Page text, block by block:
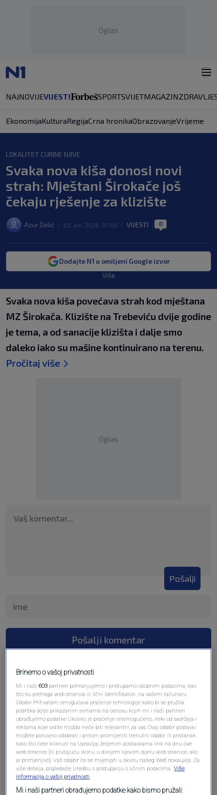
Oglas
NAJNOVIJEVIJESTI SPORTSVIJETMAGAZINZDRAVLJE
EkonomijaKulturaRegijaCrna hronikaObrazovanjeVrijeme
LOKALITET CURINE NJIVE
Svaka nova kiša donosi novi
strah: Mještani Širokače još
čekaju rješenje za klizište
Azur Delić 02. jun. 2026. 07:00 VIJESTI 0
Dodajte N1 u omiljeni Google izvor
Više
Svaka nova kiša povećava strah kod mještana
MZ Širokača. Klizište na Trebeviću dvije godine
je tema, a od sanacije klizišta i dalje smo
daleko iako su mašine kontinuirano na terenu.
Pročitaj više
Oglas
Pošalji
Pošalji komentar
Oglas
Brinemo o vašoj privatnosti
Mi i naši603 partneri pohranjujemo i pristupamo osobnim podacima, kao
što su pretraga web stranica ili lični identifikatori, na vašem računaru .
Odabir Prihvatam omogućava praćenje tehnologije kako bi se pružila
podrška dolje prikazanim svrhama na osnovu kojih mi i naši partneri
obrađujemo podatke Ukoliko je praćenje onemogućeno, neki od sadržaja i
reklama koje vidite možda neće biti relevantni za vas. Ovaj odabir postavki
možete ponovno odabrati i pritom promijeniti trenutni odabir ili pristanak
tako što ćete kliknuti na Upravljaj željenim postavkama link na dnu ove
web stranice [ili plutajuću ikonu u donjem lijevom dijelu web stranice, ako
je primjenjivo]. Vaš odabir će se mijenjati u okviru našeg Wеб локација. Za
više detalja, pogledajte Uredbu o postupanju s ličnim podacima. Više
informacija o vašoj privatnosti
Mi i naši partneri obrađujemo podatke kako bismo pružali: